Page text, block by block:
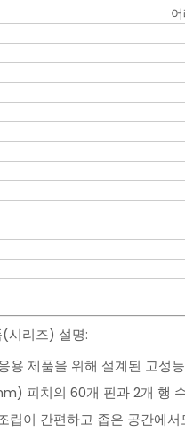
시리즈) 설명:
제품을 위해 설계된 고성
피치의 60개 핀과 2개 행
립이 간편하고 좁은 공간에